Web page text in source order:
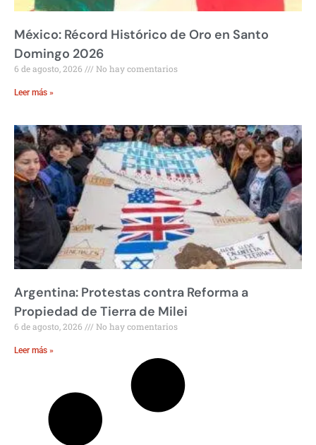
México: Récord Histórico de Oro en Santo
Domingo 2026
6 de agosto, 2026 No hay comentarios
Leer más »
Argentina: Protestas contra Reforma a
Propiedad de Tierra de Milei
6 de agosto, 2026 No hay comentarios
Leer más »